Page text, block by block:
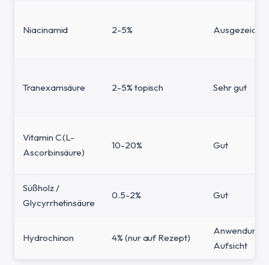
Niacinamid 2-5%
Tranexamsäure 2-5% topisch Sehr gut
Vitamin C (L-
Ascorbinsäure)
10-20% Gut
Süßholz /
Glycyrrhetinsäure
0.5-2% Gut
Hydrochinon 4% (nur auf Rezept)
Anwendung
Aufsicht